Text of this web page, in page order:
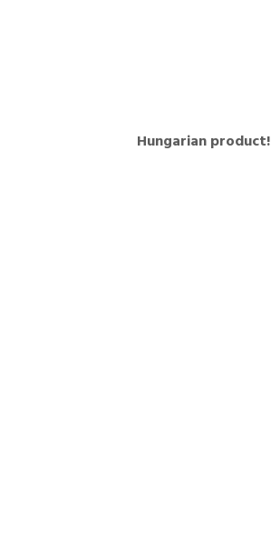
Hungarian product!